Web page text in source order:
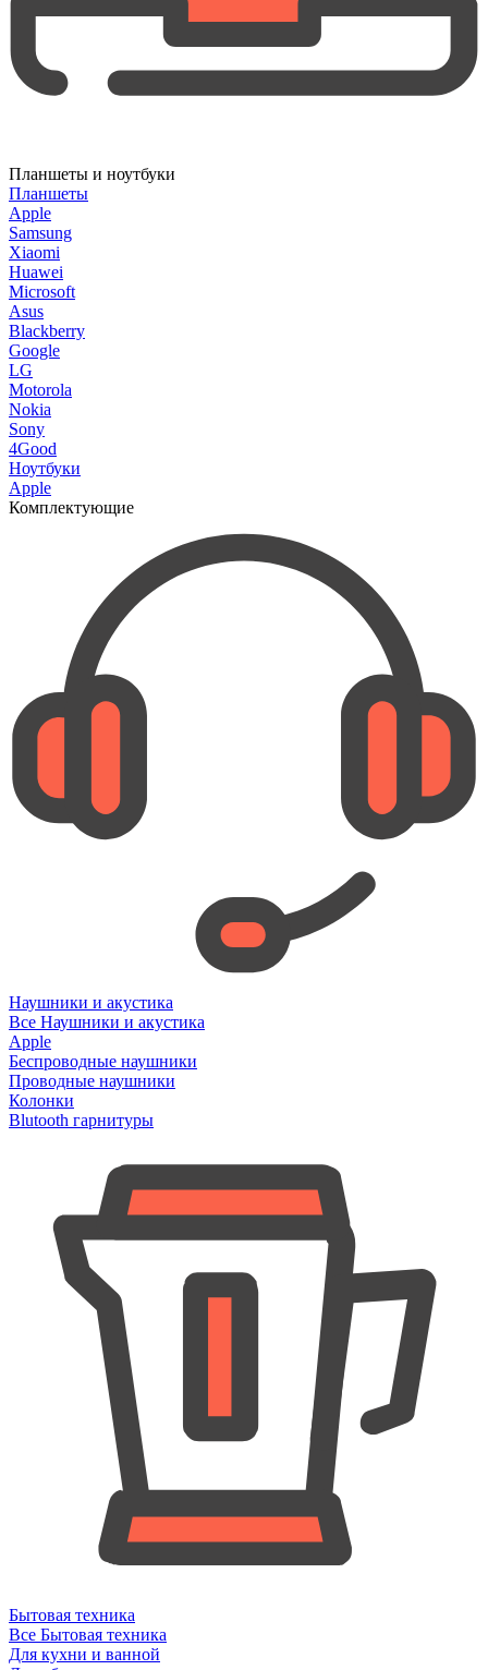
Планшеты и ноутбуки
Планшеты
Apple
Samsung
Xiaomi
Huawei
Microsoft
Asus
Blackberry
Google
LG
Motorola
Nokia
Sony
4Good
Ноутбуки
Apple
Комплектующие
Наушники и акустика
Все Наушники и акустика
Apple
Беспроводные наушники
Проводные наушники
Колонки
Blutooth гарнитуры
Бытовая техника
Все Бытовая техника
Для кухни и ванной